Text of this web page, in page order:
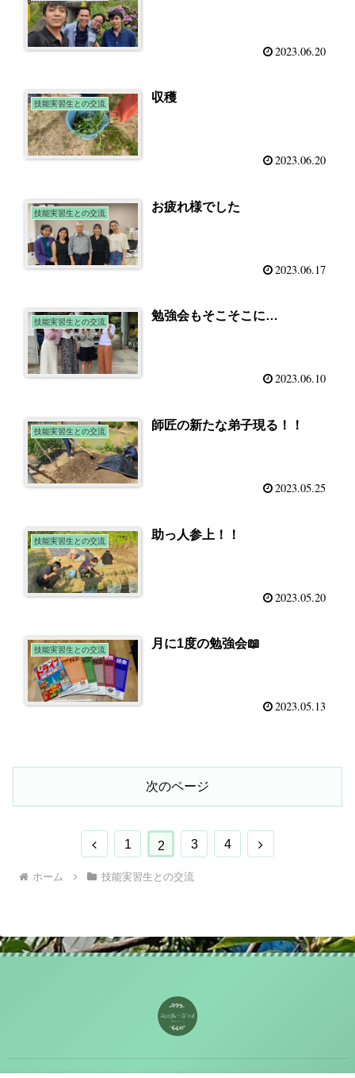
2023.06.20
技能実習生との交流 収穫
2023.06.20
技能実習生との交流 お疲れ様でした
2023.06.17
技能実習生との交流 勉強会もそこそこに…
2023.06.10
技能実習生との交流 師匠の新たな弟子現る！！
2023.05.25
技能実習生との交流 助っ人参上！！
2023.05.20
技能実習生との交流 月に1度の勉強会📖
2023.05.13
次のページ
前
へ
1 2 3 4
次
ホーム 技能実習生との交流